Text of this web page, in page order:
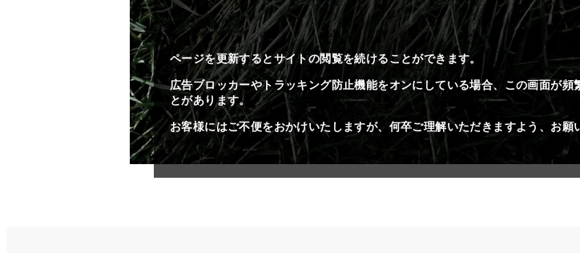
ページを更新するとサイトの閲覧を続けることができます。
広告ブロッカーやトラッキング防止機能をオンにしている場合、この画面が頻
とがあります。
お客様にはご不便をおかけいたしますが、何卒ご理解いただきますよう、お願